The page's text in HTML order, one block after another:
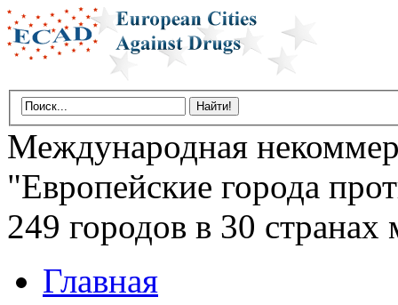
Международная
"Европейские города
249 городов в 30
Главная